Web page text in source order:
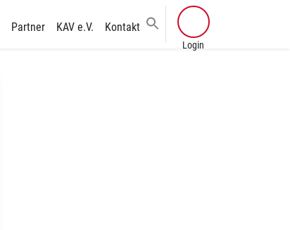
Partner KAV e.V. Kontakt